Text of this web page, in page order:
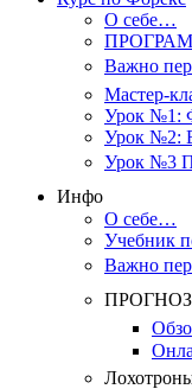
О себе…
Важно
Мастер-
Урок №1:
Урок №2:
Урок №3
Инфо
О себе…
Учебник
Важно